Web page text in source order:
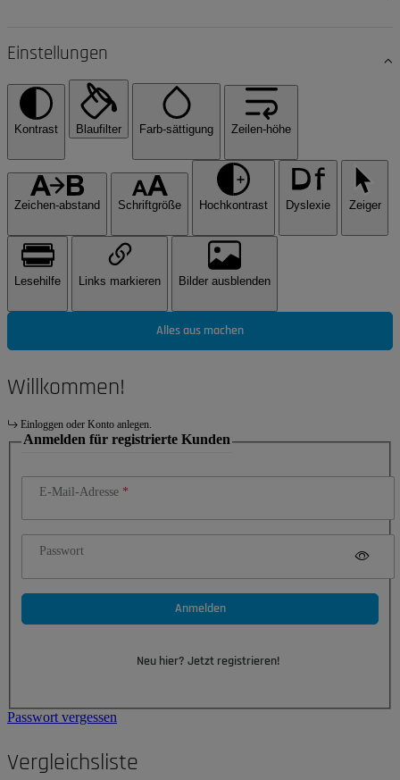
Einstellungen
Kontrast Blaufilter Farb-sättigung Zeilen-höhe
Zeichen-abstand Schriftgröße Hochkontrast Dyslexie Zeiger
Lesehilfe Links markieren Bilder ausblenden
Alles aus machen
Willkommen!
Einloggen oder Konto anlegen.
Anmelden für registrierte Kunden
E-Mail-Adresse
Passwort
Anmelden
Neu hier? Jetzt registrieren!
Passwort vergessen
Vergleichsliste